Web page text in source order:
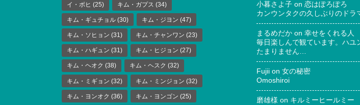
イ・ボヒ (25) キム・ガプス (34)
キム・ギュチョル (30) キム・ジヨン (47)
キム・ソヒョン (31) キム・チャンワン (23)
キム・ハギュン (31) キム・ヒジョン (27)
キム・ヘオク (38) キム・ヘスク (32)
キム・ミギョン (32) キム・ミンジョン (32)
キム・ヨンオク (36) キム・ヨンゴン (25)
小暮さよ子 on 恋はぽろぽろ
カンウンタクの久しぶりのドラ
まるめだか on 幸せをくれる人
毎日楽しんで観ています。ハユ
たまりません…
Fujii on 女の秘密
Omoshiroi
磨雄様 on キルミーヒールミー